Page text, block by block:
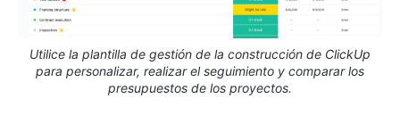
Utilice la plantilla de gestión de la construcción de ClickUp
para personalizar, realizar el seguimiento y comparar los
presupuestos de los proyectos.